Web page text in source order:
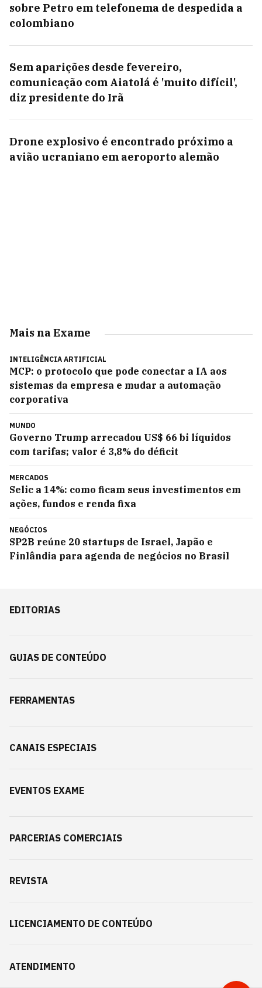
sobre Petro em telefonema de despedida a
colombiano
Sem aparições desde fevereiro,
comunicação com Aiatolá é 'muito difícil',
diz presidente do Irã
Drone explosivo é encontrado próximo a
avião ucraniano em aeroporto alemão
Mais na Exame
INTELIGÊNCIA ARTIFICIAL
MCP: o protocolo que pode conectar a IA aos
sistemas da empresa e mudar a automação
corporativa
MUNDO
Governo Trump arrecadou US$ 66 bi líquidos
com tarifas; valor é 3,8% do déficit
MERCADOS
Selic a 14%: como ficam seus investimentos em
ações, fundos e renda fixa
NEGÓCIOS
SP2B reúne 20 startups de Israel, Japão e
Finlândia para agenda de negócios no Brasil
EDITORIAS
GUIAS DE CONTEÚDO
FERRAMENTAS
CANAIS ESPECIAIS
EVENTOS EXAME
PARCERIAS COMERCIAIS
REVISTA
LICENCIAMENTO DE CONTEÚDO
ATENDIMENTO